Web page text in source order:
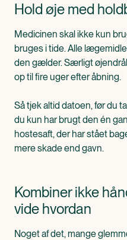
Hold øje med
Medicinen skal ikke kun
bruges i tide. Alle
den gælder. Særligt
op til fire uger efter åbning.
Så tjek altid datoen, før du
du kun har brugt den én
hostesaft, der har stået
mere skade end gavn.
Kombiner ikke
vide hvordan
Noget af det, mange